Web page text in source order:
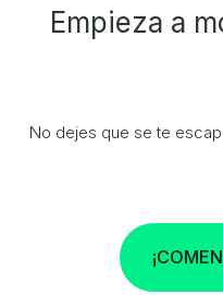
Empieza a
No dejes que se te